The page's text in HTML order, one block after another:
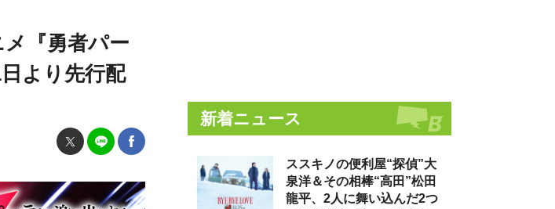
『勇者パー
より先行配
新着ニュース
ススキノの便利屋“探偵”大
泉洋＆その相棒“高田”松田
龍平、2人に舞い込んだ2つ